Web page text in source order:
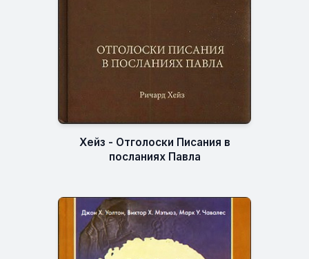
Хейз - Отголоски Писания в
посланиях Павла